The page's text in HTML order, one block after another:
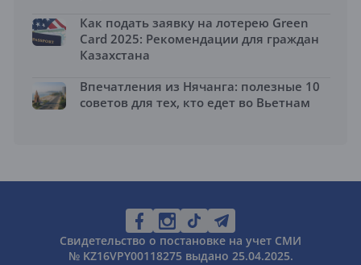
Как подать заявку на лотерею Green
Card 2025: Рекомендации для граждан
Казахстана
Впечатления из Нячанга: полезные 10
советов для тех, кто едет во Вьетнам
Свидетельство о постановке на учет СМИ
№ KZ16VPY00118275 выдано 25.04.2025.